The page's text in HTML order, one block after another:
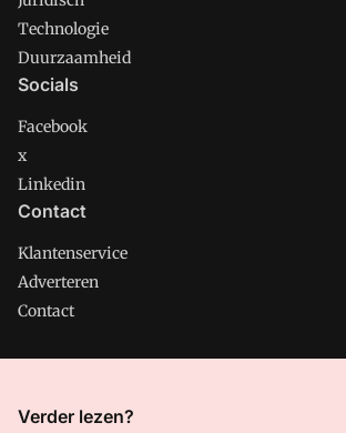
Technologie
Duurzaamheid
Socials
Facebook
x
Linkedin
Contact
Klantenservice
Adverteren
Contact
CMweb is onderdeel van VMN media. Lees in
Verder lezen?